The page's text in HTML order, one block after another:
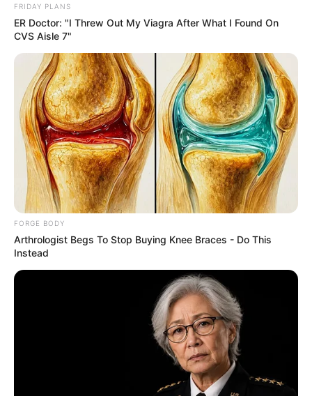
ห้วงช่วงเวลานี้ดาวศุกร์ก็โคจรเป็นปทุมเกณฑ์แปลว่า จะ
เป็นจังหวะที่จะมีชื่อเสียง มีความเจริญก้าวหน้า มีความ
สมหวัง สมปรารถนาตั้งแต่ 29 พ.ค. 2556 ไปจนถึง มิ.ย.
ก.ค. 2557ชาว ราศีพิจิก จริงแล้วมีดวงตก มีเคราะห์ แต่
จะมีสุขและทุกข์สลับกันไปแต่ในห้วงช่วงเวลานี้มีเกณฑ์ได้
งาน ประสบสุข ความสำเร็จ เสน่ห์ฮอต
ขอบคุณข้อมูลจากรายการ ศึก 12 ราศี
ดูดวง ดูดวง 12 ราศี ศึก 12 ราศี เสน่ห์ เสน่ห์ชวนหลง เสน่ห์ร้อน
FRIDAY PLANS
ER Doctor: "I Threw Out My Viagra After What I Found On
CVS Aisle 7"
FORGE BODY
Arthrologist Begs To Stop Buying Knee Braces - Do This
Instead